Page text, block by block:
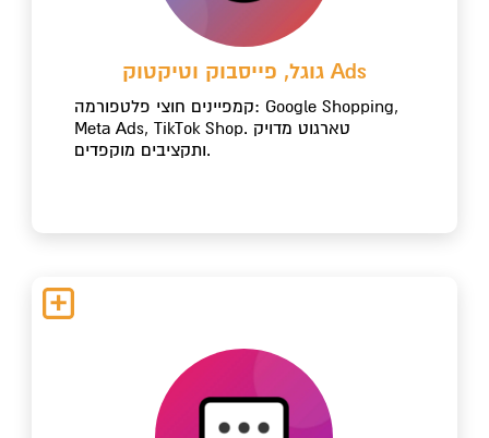
גוגל, פייסבוק וטיקטוק Ads
קמפיינים חוצי פלטפורמה: Google Shopping,
Meta Ads, TikTok Shop. טארגוט מדויק
ותקציבים מוקפדים.